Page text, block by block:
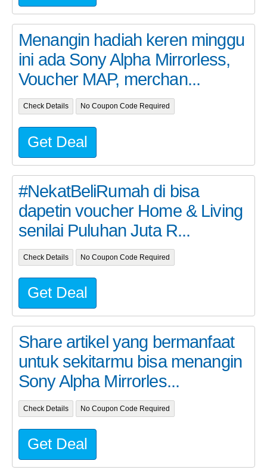
Menangin hadiah keren minggu
ini ada Sony Alpha Mirrorless,
Voucher MAP, merchan...
Check Details No Coupon Code Required
Get Deal
#NekatBeliRumah di bisa
dapetin voucher Home & Living
senilai Puluhan Juta R...
Check Details No Coupon Code Required
Get Deal
Share artikel yang bermanfaat
untuk sekitarmu bisa menangin
Sony Alpha Mirrorles...
Check Details No Coupon Code Required
Get Deal